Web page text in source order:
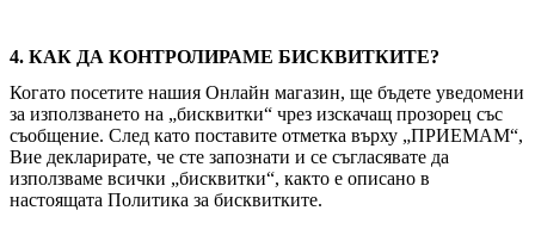
4. КАК ДА КОНТРОЛИРАМЕ БИСКВИТКИТЕ?
Когато посетите нашия Онлайн магазин, ще бъдете уведомени
за използването на „бисквитки“ чрез изскачащ прозорец със
съобщение. След като поставите отметка върху „ПРИЕМАМ“,
Вие декларирате, че сте запознати и се съгласявате да
използваме всички „бисквитки“, както е описано в
настоящата Политика за бисквитките.